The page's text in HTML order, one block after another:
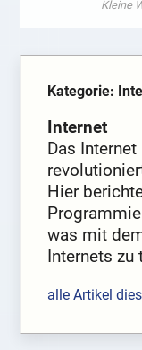
Kategorie:
Internet
Das
Hier
was mit
Internets zu
alle Artikel